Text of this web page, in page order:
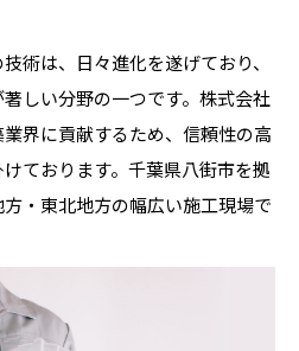
術は、日々進化を遂げており、
しい分野の一つです。株式会社
界に貢献するため、信頼性の高
ております。千葉県八街市を拠
・東北地方の幅広い施工現場で